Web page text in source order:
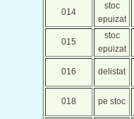
014
stoc
epuizat
015
stoc
epuizat
016 delistat
018 pe stoc